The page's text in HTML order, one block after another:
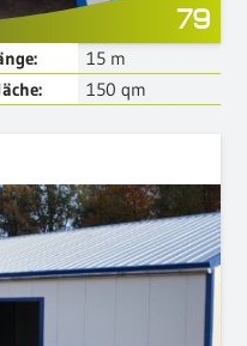
79
15 m
150 qm